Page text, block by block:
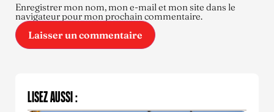
Enregistrer mon nom, mon e-mail et mon site dans le
navigateur pour mon prochain commentaire.
LISEZ AUSSI :